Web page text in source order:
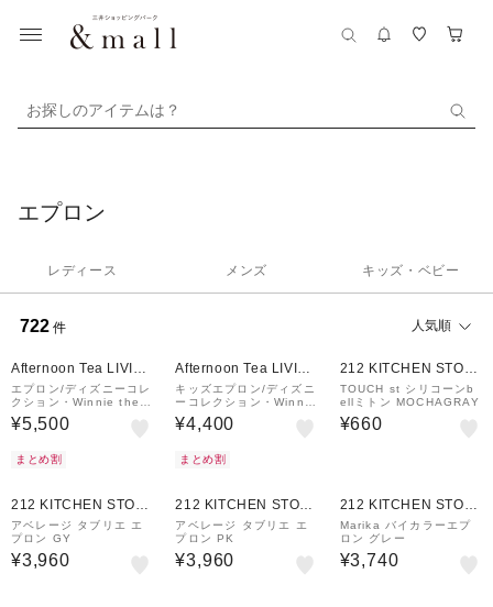
お探しのアイテムは？
エプロン
レディース メンズ キッズ・ベビー
722 件 人気順
Afternoon Tea LIVIN
G
エプロン/ディズニーコレ
クション・Winnie the
Pooh
¥5,500
まとめ割
Afternoon Tea LIVIN
G
キッズエプロン/ディズニ
ーコレクション・Winnie
the Pooh
¥4,400
まとめ割
212 KITCHEN STOR
E
TOUCH st シリコーンb
ellミトン MOCHAGRAY
¥660
212 KITCHEN STOR
E
アベレージ タブリエ エ
プロン GY
¥3,960
212 KITCHEN STOR
E
アベレージ タブリエ エ
プロン PK
¥3,960
212 KITCHEN STOR
E
Marika バイカラーエプ
ロン グレー
¥3,740